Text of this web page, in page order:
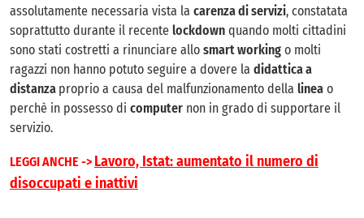
assolutamente necessaria vista la carenza di servizi, constatata
soprattutto durante il recente lockdown quando molti cittadini
sono stati costretti a rinunciare allo smart working o molti
ragazzi non hanno potuto seguire a dovere la didattica a
distanza proprio a causa del malfunzionamento della linea o
perchè in possesso di computer non in grado di supportare il
servizio.
LEGGI ANCHE -> Lavoro, Istat: aumentato il numero di
disoccupati e inattivi